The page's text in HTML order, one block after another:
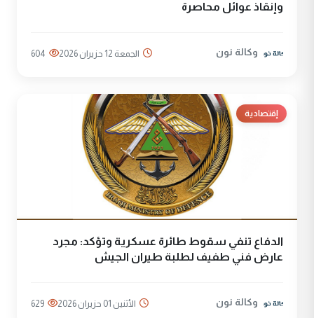
وإنقاذ عوائل محاصرة
وكالة نون الجمعة 12 حزيران 2026 604
إقتصادية
الدفاع تنفي سقوط طائرة عسكرية وتؤكد: مجرد
عارض فني طفيف لطلبة طيران الجيش
وكالة نون الأثنين 01 حزيران 2026 629